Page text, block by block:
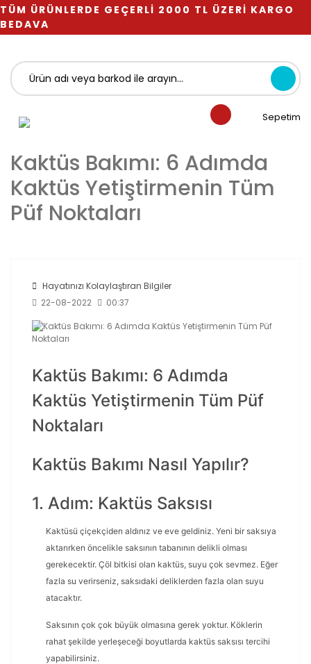
TÜM ÜRÜNLERDE GEÇERLİ 2000 TL ÜZERİ KARGO
BEDAVA
Sepetim
Kaktüs Bakımı: 6 Adımda
Kaktüs Yetiştirmenin Tüm
Püf Noktaları
Hayatınızı Kolaylaştıran Bilgiler
22-08-2022
00:37
Kaktüs Bakımı: 6 Adımda
Kaktüs Yetiştirmenin Tüm Püf
Noktaları
Kaktüs Bakımı Nasıl Yapılır?
1. Adım: Kaktüs Saksısı
Kaktüsü çiçekçiden aldınız ve eve geldiniz. Yeni bir saksıya
aktarırken öncelikle saksının tabanının delikli olması
gerekecektir. Çöl bitkisi olan kaktüs, suyu çok sevmez. Eğer
fazla su verirseniz, saksıdaki deliklerden fazla olan suyu
atacaktır.
Saksının çok çok büyük olmasına gerek yoktur. Köklerin
rahat şekilde yerleşeceği boyutlarda kaktüs saksısı tercihi
yapabilirsiniz.